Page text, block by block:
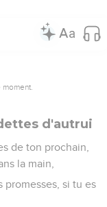
d'autrui
de ton prochain,
la main,
promesses, si tu es